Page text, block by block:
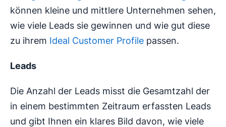
können kleine und mittlere Unternehmen sehen,
wie viele Leads sie gewinnen und wie gut diese
zu ihrem Ideal Customer Profile passen.
Leads
Die Anzahl der Leads misst die Gesamtzahl der
in einem bestimmten Zeitraum erfassten Leads
und gibt Ihnen ein klares Bild davon, wie viele